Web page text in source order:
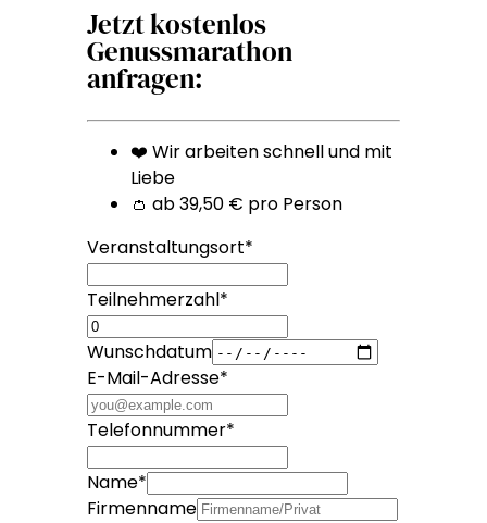
Jetzt kostenlos
Genussmarathon
anfragen:
❤️ Wir arbeiten schnell und mit
Liebe
👛 ab 39,50 € pro Person
Veranstaltungsort*
Teilnehmerzahl*
Wunschdatum
E-Mail-Adresse*
Telefonnummer*
Name*
Firmenname